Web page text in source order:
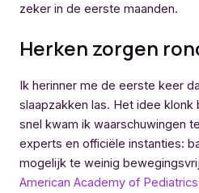
zeker in de eerste maanden.
Herken zorgen
Ik herinner me de eerste keer
slaapzakken las. Het idee klonk
snel kwam ik waarschuwingen
experts en officiële instanties:
mogelijk te weinig
American Academy of Pediatrics